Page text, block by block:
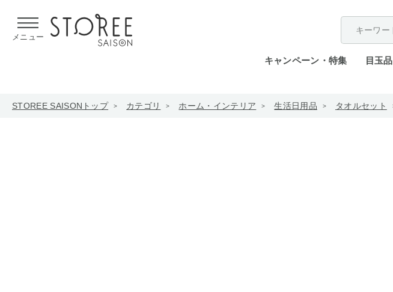
メニュー
キャンペーン・特集 目玉品
STOREE SAISONトップ カテゴリ ホーム・インテリア 生活日用品 タオルセット